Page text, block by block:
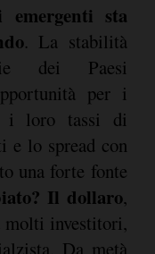
sta
. La stabilità
dei Paesi
per i
i loro tassi di
e lo spread con
una forte fonte
Il dollaro,
molti investitori,
Da metà